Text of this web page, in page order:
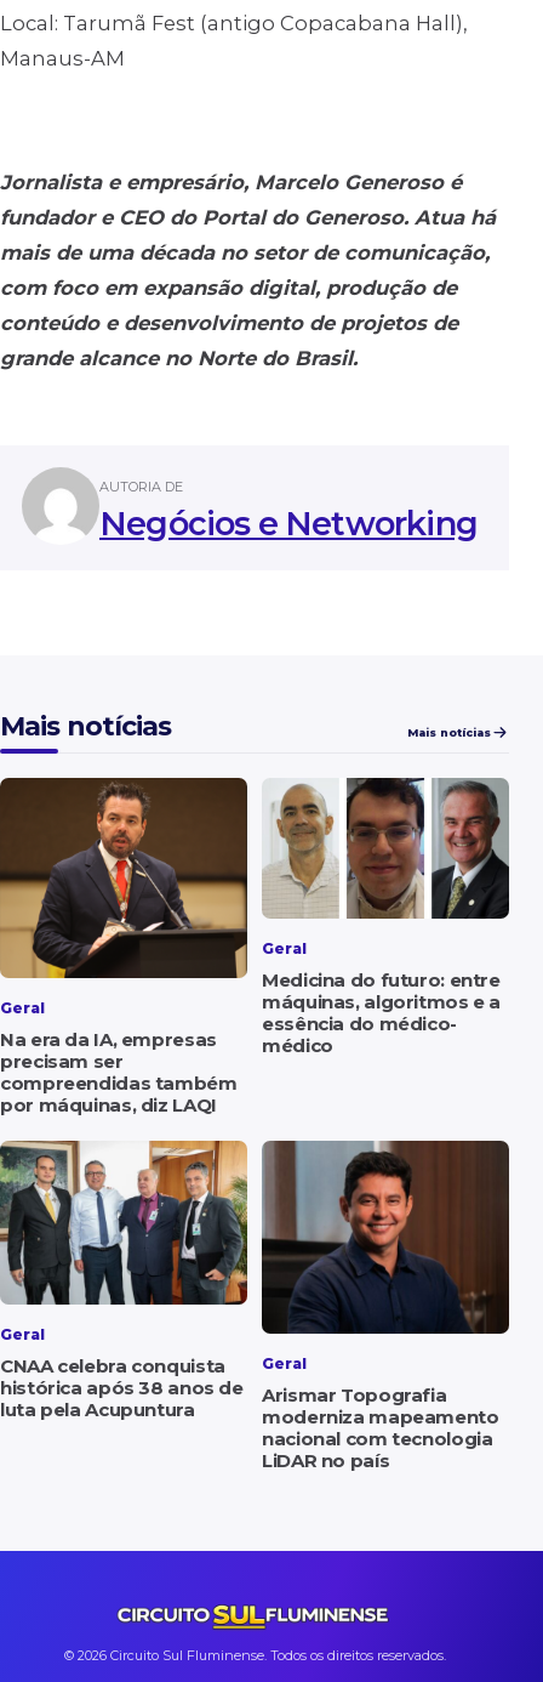
Local: Tarumã Fest (antigo Copacabana Hall),
Manaus-AM
Jornalista e empresário, Marcelo Generoso é
fundador e CEO do Portal do Generoso. Atua há
mais de uma década no setor de comunicação,
com foco em expansão digital, produção de
conteúdo e desenvolvimento de projetos de
grande alcance no Norte do Brasil.
AUTORIA DE
Negócios e Networking
Mais notícias Mais notícias
Geral
Na era da IA, empresas
precisam ser
compreendidas também
por máquinas, diz LAQI
Geral
Medicina do futuro: entre
máquinas, algoritmos e a
essência do médico-
médico
Geral
CNAA celebra conquista
histórica após 38 anos de
luta pela Acupuntura
Geral
Arismar Topografia
moderniza mapeamento
nacional com tecnologia
LiDAR no país
© 2026 Circuito Sul Fluminense. Todos os direitos reservados.